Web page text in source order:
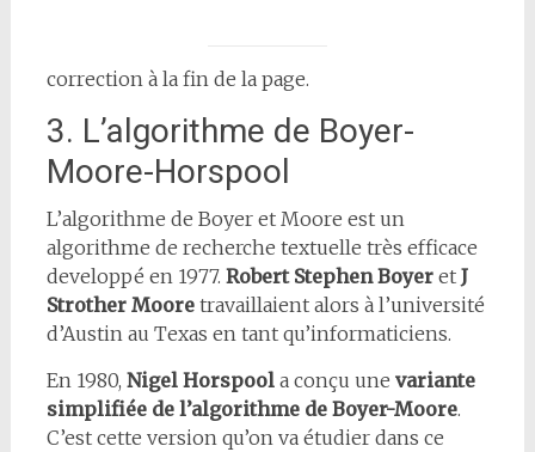
correction à la fin de la page.
3. L’algorithme de Boyer-
Moore-Horspool
L’algorithme de Boyer et Moore est un
algorithme de recherche textuelle très efficace
developpé en 1977. Robert Stephen Boyeret J
Strother Mooretravaillaient alors à l’université
d’Austin au Texas en tant qu’informaticiens.
En 1980, Nigel Horspoola conçu une variante
simplifiée de l’algorithme de Boyer-Moore.
C’est cette version qu’on va étudier dans ce